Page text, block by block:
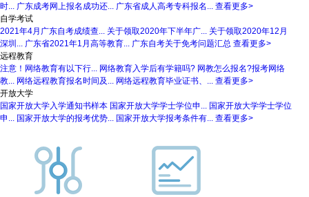
时... 广东成考网上报名成功还... 广东省成人高考专科报名... 查看更多>
自学考试
2021年4月广东自考成绩查... 关于领取2020年下半年广... 关于领取2020年12月
深圳... 广东省2021年1月高等教育... 广东自考关于免考问题汇总 查看更多>
远程教育
注意！网络教育有以下行... 网络教育入学后有学籍吗? 网教怎么报名?报考网络
教... 网络远程教育报名时间及... 网络远程教育毕业证书、... 查看更多>
开放大学
国家开放大学入学通知书样本 国家开放大学学士学位申... 国家开放大学学士学位
申... 国家开放大学的报考优势... 国家开放大学报考条件有... 查看更多>